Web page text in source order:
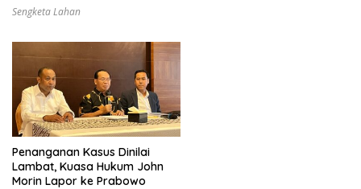
Sengketa Lahan
Penanganan Kasus Dinilai
Lambat, Kuasa Hukum John
Morin Lapor ke Prabowo